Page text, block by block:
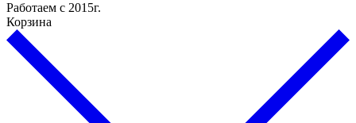
Работаем с 2015г.
Корзина